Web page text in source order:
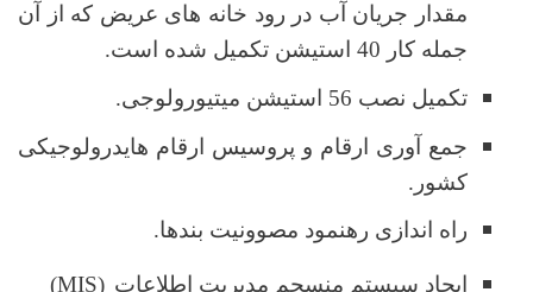
مقدار جریان آب در رود خانه های عریض که از آن
جمله کار 40 استیشن تکمیل شده است.
تکمیل نصب 56 استیشن میتیورولوجی.
جمع آوری ارقام و پروسیس ارقام هایدرولوجیکی
کشور.
راه اندازی رهنمود مصوونیت بندها.
ایجاد سیستم منسجم مدیریت اطلاعات (MIS)